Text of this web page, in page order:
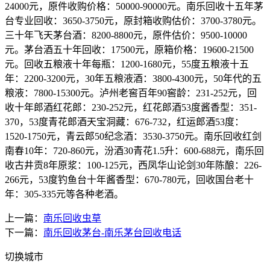
24000元，原件收购价格：50000-90000元。南乐回收十五年茅
台专业回收：3650-3750元，原封箱收购估价：3700-3780元。
三十年飞天茅台酒：8200-8800元，原件估价：9500-10000
元。茅台酒五十年回收：17500元，原箱价格：19600-21500
元。回收五粮液十年每瓶：1200-1680元，55度五粮液十五
年：2200-3200元，30年五粮液酒：3800-4300元，50年代的五
粮液：7800-15300元。泸州老窖百年90窖龄：231-252元，回
收十年郎酒红花郎：230-252元，红花郎酒53度酱香型：351-
370，53度青花郎酒天宝洞藏：676-732，红运郎酒53度：
1520-1750元，青云郎50纪念酒：3530-3750元。南乐回收红剑
南春10年：720-860元，汾酒30青花1.5升：600-688元，南乐回
收古井贡8年原浆：100-125元，西凤华山论剑30年陈酿：226-
266元，53度钓鱼台十年酱香型：670-780元，回收国台老十
年：305-335元等各种老酒。
上一篇： 南乐回收虫草
下一篇： 南乐回收茅台-南乐茅台回收电话
切换城市